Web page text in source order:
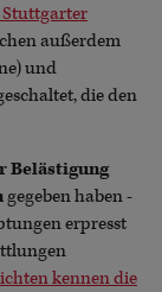
Stuttgarter
außerdem
und
die den
Belästigung
gegeben haben -
erpresst
kennen die